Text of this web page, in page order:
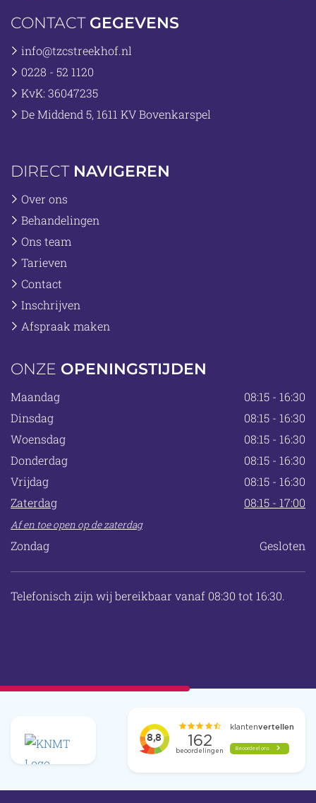
CONTACT GEGEVENS
info@tzcstreekhof.nl
0228 - 52 1120
KvK: 36047235
De Middend 5, 1611 KV Bovenkarspel
DIRECT NAVIGEREN
Over ons
Behandelingen
Ons team
Tarieven
Contact
Inschrijven
Afspraak maken
ONZE OPENINGSTIJDEN
Maandag
08:15 - 16:30
Dinsdag
08:15 - 16:30
Woensdag
08:15 - 16:30
Donderdag
08:15 - 16:30
Vrijdag
08:15 - 16:30
Zaterdag
08:15 - 17:00
Af en toe open op de zaterdag
Zondag Gesloten
Telefonisch zijn wij bereikbaar vanaf 08:30 tot 16:30.